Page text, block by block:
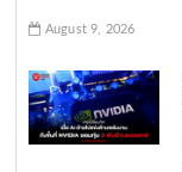
August 9, 2026